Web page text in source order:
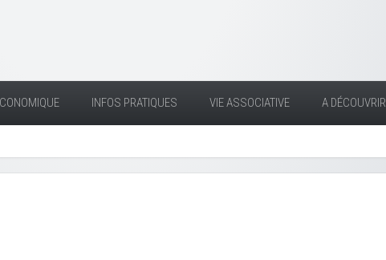
INFOS PRATIQUES VIE ASSOCIATIVE A DÉCOUVRIR